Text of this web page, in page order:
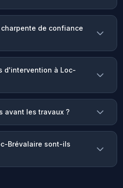
de confiance
d'intervention à Loc-
avant les travaux ?
Brévalaire sont-ils